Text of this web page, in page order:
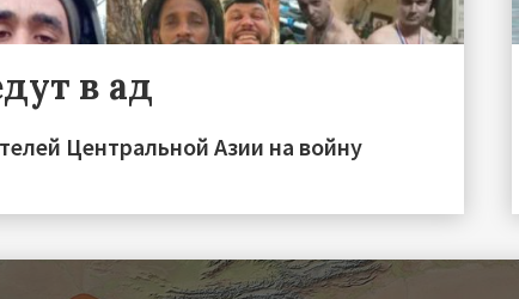
в ад
Центральной Азии на войну